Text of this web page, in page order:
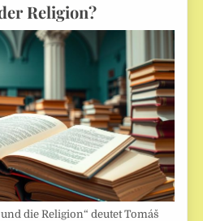
Religion?
die Religion“ deutet Tomáš